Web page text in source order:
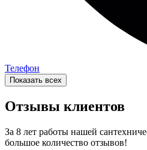
Телефон
Показать всех
Отзывы клиентов
За 8 лет работы нашей
большое количество отзывов!